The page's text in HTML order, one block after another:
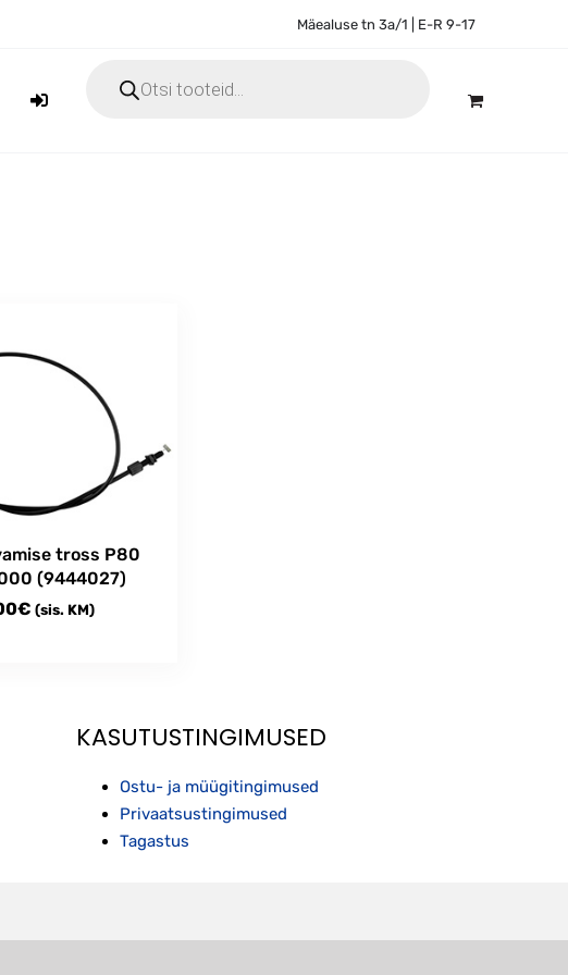
Mäealuse tn 3a/1 | E-R 9-17
search
tross P80
(9444027)
€ (sis. KM)
KASUTUSTINGIMUSED
Ostu- ja müügitingimused
Privaatsustingimused
Tagastus